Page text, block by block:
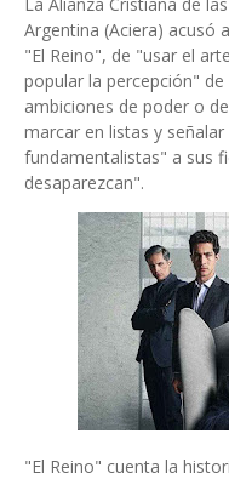
Argentina (Aciera) acusó
"El Reino", de "usar el
popular la percepción"
ambiciones de poder o
marcar en listas y
fundamentalistas" a sus
desaparezcan".
"El Reino" cuenta la